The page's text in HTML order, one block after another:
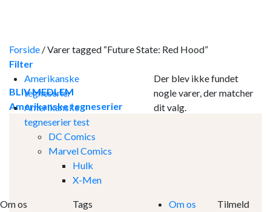
BLIV MEDLEM
Amerikanske tegneserier
Forside /Varer tagged “Future State: Red Hood”
Filter
Amerikanske
tegneserier
Amerikanske
tegneserier test
DC Comics
Marvel Comics
Hulk
X-Men
Der blev ikke fundet
nogle varer, der matcher
dit valg.
Om os
Tags
Om os
Tilmeld